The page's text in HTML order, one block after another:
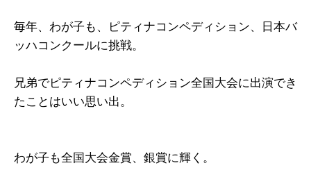
毎年、わが子も、ピティナコンペディション、日本バ
ッハコンクールに挑戦。
兄弟でピティナコンペディション全国大会に出演でき
たことはいい思い出。
わが子も全国大会金賞、銀賞に輝く。